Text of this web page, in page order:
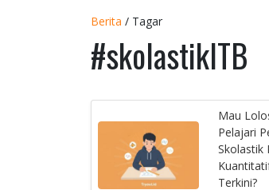
Berita / Tagar
#skolastikITB
Mau
Pelajari
Skolastik
Terkini?